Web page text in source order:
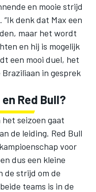
en mooie strijd
denk dat Max een
maar het wordt
en hij is mogelijk
een mooi duel, het
in gesprek
Red Bull?
seizoen gaat
de leiding. Red Bull
voor
dus een kleine
de strijd om de
teams is in de